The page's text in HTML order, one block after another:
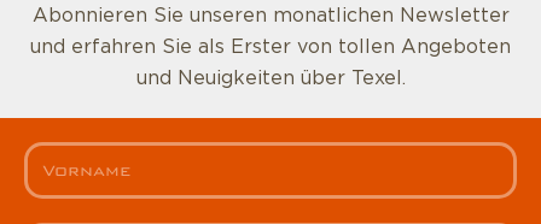
Abonnieren Sie unseren monatlichen Newsletter
und erfahren Sie als Erster von tollen Angeboten
und Neuigkeiten über Texel.